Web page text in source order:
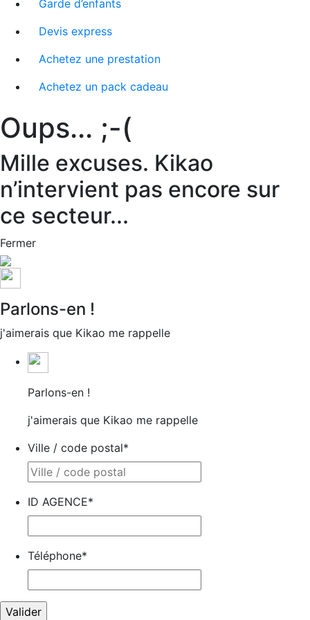
Garde d’enfants
Devis express
Achetez une prestation
Achetez un pack cadeau
Oups... ;-(
Mille excuses. Kikao
n’intervient pas encore sur
ce secteur...
Fermer
Parlons-en !
j'aimerais que Kikao me rappelle
Parlons-en !
j'aimerais que Kikao me rappelle
Ville / code postal*
ID AGENCE*
Téléphone*